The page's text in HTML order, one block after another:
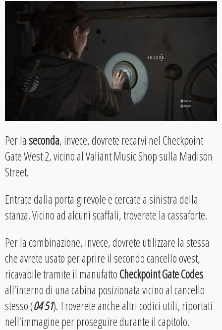
Per laseconda, invece, dovrete recarvi nel Checkpoint
Gate West 2, vicino al Valiant Music Shop sulla Madison
Street.
Entrate dalla porta girevole e cercate a sinistra della
stanza. Vicino ad alcuni scaffali, troverete la cassaforte.
Per la combinazione, invece, dovrete utilizzare la stessa
che avrete usato per aprire il secondo cancello ovest,
ricavabile tramite il manufattoCheckpoint Gate Codes
all’interno di una cabina posizionata vicino al cancello
stesso (04 51). Troverete anche altri codici utili, riportati
nell’immagine per proseguire durante il capitolo.